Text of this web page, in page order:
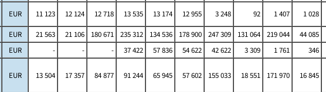
EUR 11 123 12 124 12 718 13 535 13 174 12 955 3 248 92 1 407
1 028
EUR 21 563 21 106 180 671 235 312 134 536 178 900 247 309 131 064 219 044 44 085
EUR - - - 37 422 57 836 54 622 42 622 3 309 1 761
346
EUR 13 504 17 357 84 877 91 244 65 945 57 602 155 033 18 551 171 970 16 845